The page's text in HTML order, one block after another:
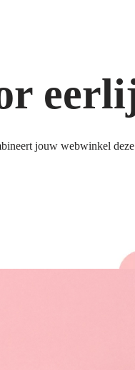
jouw webwinkel